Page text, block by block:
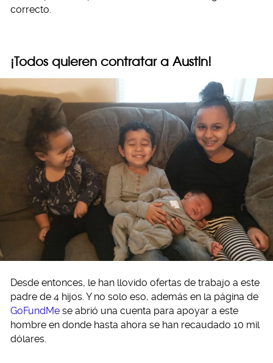
correcto.
¡Todos quieren contratar a Austin!
Desde entonces, le han llovido ofertas de trabajo a este
padre de 4 hijos. Y no solo eso, además en la página de
GoFundMe se abrió una cuenta para apoyar a este
hombre en donde hasta ahora se han recaudado 10 mil
dólares.